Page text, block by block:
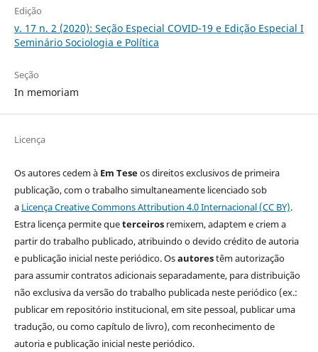
Edição
v. 17 n. 2 (2020): Seção Especial COVID-19 e Edição Especial I
Seminário Sociologia e Política
Seção
In memoriam
Licença
Os autores cedem à Em Teseos direitos exclusivos de primeira
publicação, com o trabalho simultaneamente licenciado sob
a Licença Creative Commons Attribution 4.0 Internacional (CC BY).
Estra licença permite queterceirosremixem, adaptem e criem a
partir do trabalho publicado, atribuindo o devido crédito de autoria
e publicação inicial neste periódico. Osautorestêm autorização
para assumir contratos adicionais separadamente, para distribuição
não exclusiva da versão do trabalho publicada neste periódico (ex.:
publicar em repositório institucional, em site pessoal, publicar uma
tradução, ou como capítulo de livro), com reconhecimento de
autoria e publicação inicial neste periódico.